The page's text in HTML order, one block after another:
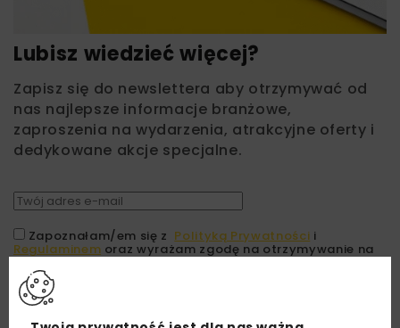
Lubisz wiedzieć więcej?
Zapisz się do newslettera aby otrzymywać od
nas najlepsze informacje branżowe,
zaproszenia na wydarzenia, atrakcyjne oferty i
dedykowane akcje specjalne.
Zapoznałam/em się z Polityką Prywatności i
Regulaminem oraz wyrażam zgodę na otrzymywanie na
podany przeze mnie adres e-mail korespondencji
handlowej w postaci newslettera.
ZAPISZ MNIE